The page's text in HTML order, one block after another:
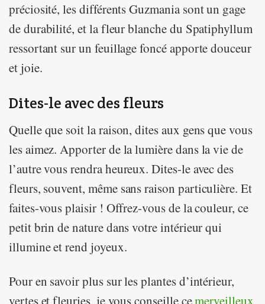
préciosité, les différents Guzmania sont un gage
de durabilité, et la fleur blanche du Spatiphyllum
ressortant sur un feuillage foncé apporte douceur
et joie.
Dites-le avec des fleurs
Quelle que soit la raison, dites aux gens que vous
les aimez. Apporter de la lumière dans la vie de
l’autre vous rendra heureux. Dites-le avec des
fleurs, souvent, même sans raison particulière. Et
faites-vous plaisir ! Offrez-vous de la couleur, ce
petit brin de nature dans votre intérieur qui
illumine et rend joyeux.
Pour en savoir plus sur les plantes d’intérieur,
vertes et fleuries, je vous conseille cemerveilleux